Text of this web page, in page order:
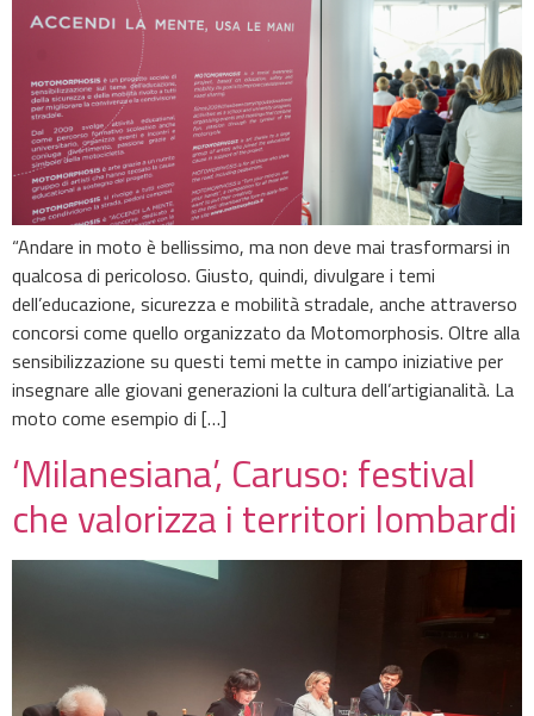
“Andare in moto è bellissimo, ma non deve mai trasformarsi in
qualcosa di pericoloso. Giusto, quindi, divulgare i temi
dell’educazione, sicurezza e mobilità stradale, anche attraverso
concorsi come quello organizzato da Motomorphosis. Oltre alla
sensibilizzazione su questi temi mette in campo iniziative per
insegnare alle giovani generazioni la cultura dell’artigianalità. La
moto come esempio di […]
‘Milanesiana’, Caruso: festival
che valorizza i territori lombardi